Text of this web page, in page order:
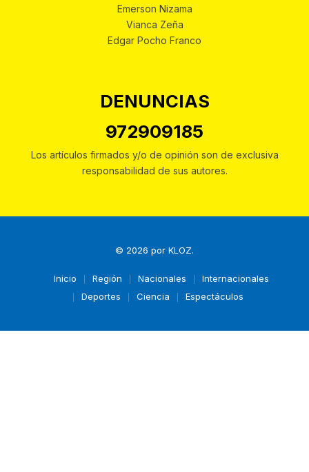
Emerson Nizama
Vianca Zeña
Edgar Pocho Franco
DENUNCIAS
972909185
Los artículos firmados y/o de opinión son de exclusiva
responsabilidad de sus autores.
© 2026 por KLOZ.
Inicio Región Nacionales
Internacionales
Deportes
Ciencia Espectáculos